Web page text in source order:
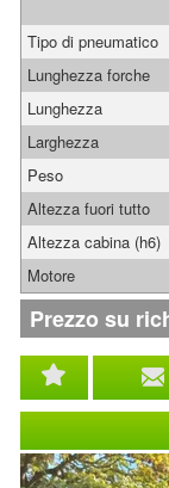
Tipo di pneumatico
Lunghezza forche
Lunghezza
Larghezza
Peso
Altezza fuori tutto
Altezza cabina (h6)
Motore
Prezzo su